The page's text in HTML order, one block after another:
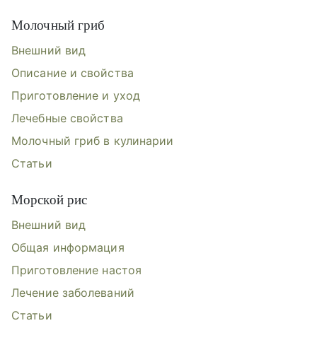
Молочный гриб
Внешний вид
Описание и свойства
Приготовление и уход
Лечебные свойства
Молочный гриб в кулинарии
Статьи
Морской рис
Внешний вид
Общая информация
Приготовление настоя
Лечение заболеваний
Статьи